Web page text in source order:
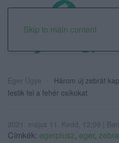
Skip to main content
Eger Ügye
Három új zebrát
festik fel a fehér csíkokat
2021. május 11. Kedd, 12:09 |
Címkék: egerplusz, eger, zebra